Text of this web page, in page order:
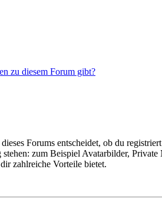
zu diesem Forum gibt?
Forums entscheidet, ob du
zum Beispiel Avatarbilder,
zahlreiche Vorteile bietet.